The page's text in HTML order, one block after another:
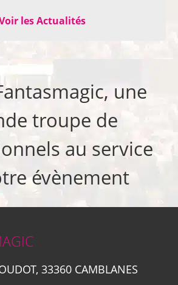
les Actualités
une
troupe de
au service
évènement
33360 CAMBLANES